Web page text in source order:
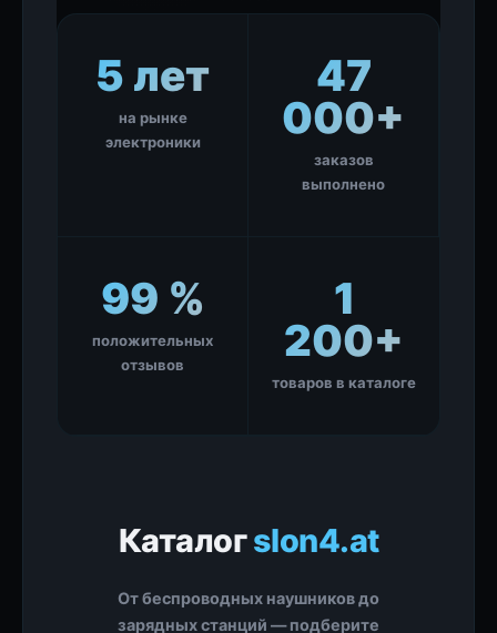
5 лет
на рынке
электроники
47
000+
заказов
выполнено
99 %
положительных
отзывов
1
200+
товаров в каталоге
Каталогslon4.at
От беспроводных наушников до
зарядных станций — подберите